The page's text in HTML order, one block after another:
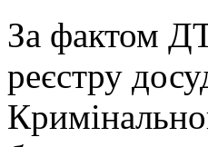
За фактом
реєстру